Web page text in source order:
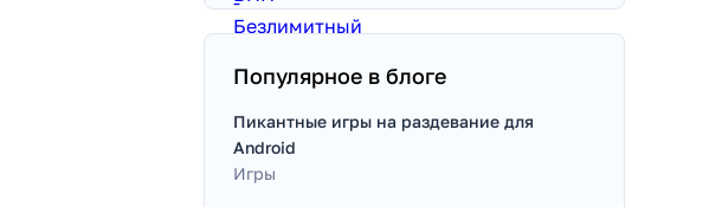
Популярное в блоге
Пикантные игры на раздевание для
Android
Игры